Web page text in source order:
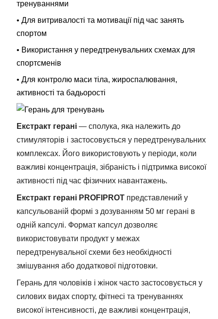
тренуваннями
• Для витривалості та мотивації під час занять
спортом
• Використання у передтренувальних схемах для
спортсменів
• Для контролю маси тіла, жироспалювання,
активності та бадьорості
Екстракт герані — сполука, яка належить до
стимуляторів і застосовується у передтренувальних
комплексах. Його використовують у періоди, коли
важливі концентрація, зібраність і підтримка високої
активності під час фізичних навантажень.
Екстракт герані PROFIPROT представлений у
капсульованій формі з дозуванням 50 мг герані в
одній капсулі. Формат капсул дозволяє
використовувати продукт у межах
передтренувальної схеми без необхідності
змішування або додаткової підготовки.
Герань для чоловіків і жінок часто застосовується у
силових видах спорту, фітнесі та тренуваннях
високої інтенсивності, де важливі концентрація,